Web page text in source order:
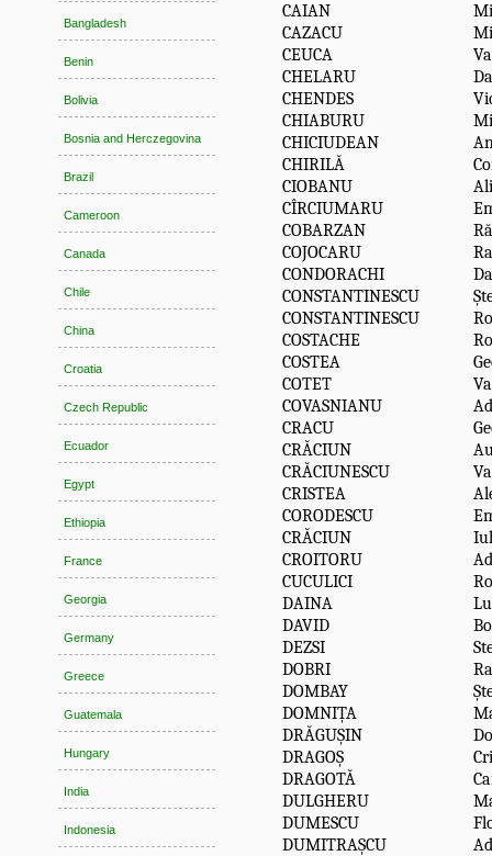
Bangladesh
Benin
Bolivia
Bosnia and Herczegovina
Brazil
Cameroon
Canada
Chile
China
Croatia
Czech Republic
Ecuador
Egypt
Ethiopia
France
Georgia
Germany
Greece
Guatemala
Hungary
India
Indonesia
CAIAN
CAZACU
CEUCA
CHELARU
CHENDES
CHIABURU
CHICIUDEAN
CHIRILĂ
CIOBANU
CÎRCIUMARU
COBARZAN
COJOCARU
CONDORACHI
CONSTANTINESCU
CONSTANTINESCU
COSTACHE
COSTEA
COTET
COVASNIANU
CRACU
CRĂCIUN
CRĂCIUNESCU
CRISTEA
CORODESCU
CRĂCIUN
CROITORU
CUCULICI
DAINA
DAVID
DEZSI
DOBRI
DOMBAY
DOMNIȚA
DRĂGUŞIN
DRAGOȘ
DRAGOTĂ
DULGHERU
DUMESCU
DUMITRAȘCU